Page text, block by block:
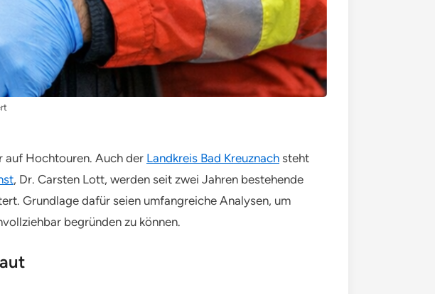
auf Hochtouren. Auch der Landkreis Bad Kreuznach steht
, Dr. Carsten Lott, werden seit zwei Jahren bestehende
Grundlage dafür seien umfangreiche Analysen, um
begründen zu können.